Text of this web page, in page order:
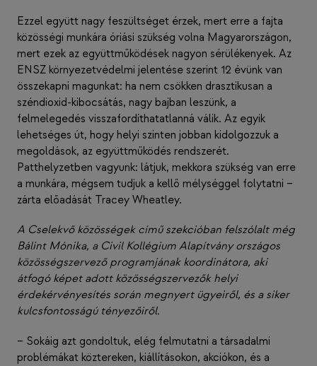
Ezzel együtt nagy feszültséget érzek, mert erre a fajta
közösségi munkára óriási szükség volna Magyarországon,
mert ezek az együttműködések nagyon sérülékenyek. Az
ENSZ környezetvédelmi jelentése szerint 12 évünk van
összekapni magunkat: ha nem csökken drasztikusan a
széndioxid-kibocsátás, nagy bajban leszünk, a
felmelegedés visszafordíthatatlanná válik. Az egyik
lehetséges út, hogy helyi szinten jobban kidolgozzuk a
megoldások, az együttműködés rendszerét.
Patthelyzetben vagyunk: látjuk, mekkora szükség van erre
a munkára, mégsem tudjuk a kellő mélységgel folytatni –
zárta előadását Tracey Wheatley.
A Cselekvő közösségek című szekcióban felszólalt még
Bálint Mónika, a Civil Kollégium Alapítvány országos
közösségszervező programjának koordinátora, aki
átfogó képet adott közösségszervezők helyi
érdekérvényesítés során megnyert ügyeiről, és a siker
kulcsfontosságú tényezőiről.
– Sokáig azt gondoltuk, elég felmutatni a társadalmi
problémákat köztereken, kiállításokon, akciókon, és a